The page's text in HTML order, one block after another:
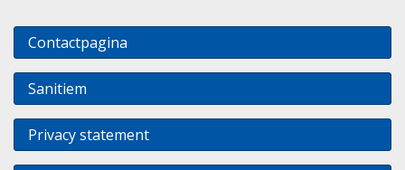
Contactpagina
Sanitiem
Privacy statement